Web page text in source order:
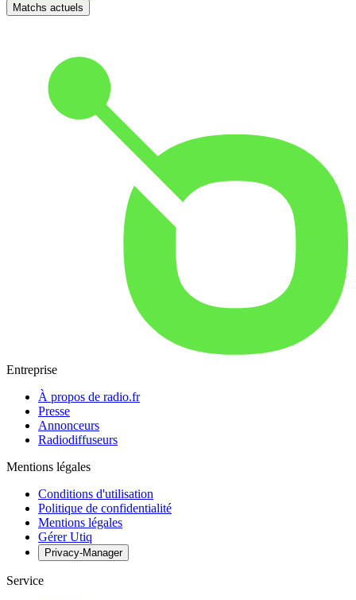
Matchs actuels
Entreprise
À propos de radio.fr
Presse
Annonceurs
Radiodiffuseurs
Mentions légales
Conditions d'utilisation
Politique de confidentialité
Mentions légales
Gérer Utiq
Privacy-Manager
Service